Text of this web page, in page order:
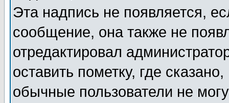
Эта надпись не появляется,
сообщение, она также не
отредактировал
оставить пометку, где
обычные пользователи не